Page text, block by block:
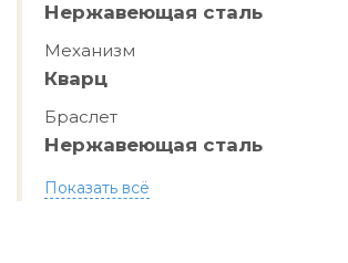
Нержавеющая сталь
Механизм
Кварц
Браслет
Нержавеющая сталь
Показать всё